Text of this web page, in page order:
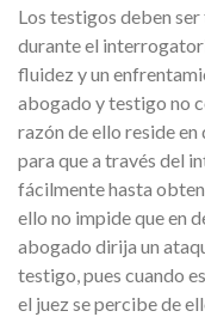
Los testigos deben
durante el
fluidez y un
abogado y testigo no
razón de ello reside
para que a través del
fácilmente hasta
ello no impide que en
abogado dirija un
testigo, pues cuando
el juez se percibe de